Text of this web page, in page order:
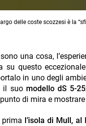
delle coste scozzesi è la
una cosa,
su questo
in uno degli
il suo modello dS 5-
di mira e
prima l’isola di Mull,